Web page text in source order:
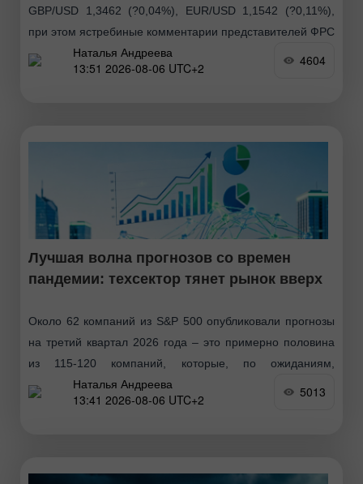
GBP/USD 1,3462 (?0,04%), EUR/USD 1,1542 (?0,11%),
при этом ястребиные комментарии представителей ФРС
поддерживают доллар, а соглашение Ирана и Омана
опустило Brent ниже $80
Наталья Андреева
13:51 2026-08-06 UTC+2
4604
Лучшая волна прогнозов со времен
пандемии: техсектор тянет рынок вверх
Около 62 компаний из S&P 500 опубликовали прогнозы
на третий квартал 2026 года – это примерно половина
из 115-120 компаний, которые, по ожиданиям,
предоставят свои ориентиры. Данные аналитиков
указывают
Наталья Андреева
13:41 2026-08-06 UTC+2
5013